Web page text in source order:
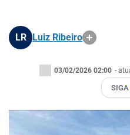
LR Luiz Ribeiro
03/02/2026 02:00 -
SIGA